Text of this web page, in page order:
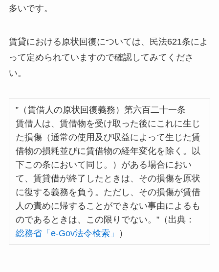
多いです。
賃貸における原状回復については、民法621条によ
って定められていますので確認してみてくださ
い。
”（賃借人の原状回復義務）第六百二十一条
賃借人は、賃借物を受け取った後にこれに生じ
た損傷（通常の使用及び収益によって生じた賃
借物の損耗並びに賃借物の経年変化を除く。以
下この条において同じ。）がある場合におい
て、賃貸借が終了したときは、その損傷を原状
に復する義務を負う。ただし、その損傷が賃借
人の責めに帰することができない事由によるも
のであるときは、この限りでない。”（出典：
総務省「e-Gov法令検索」
）